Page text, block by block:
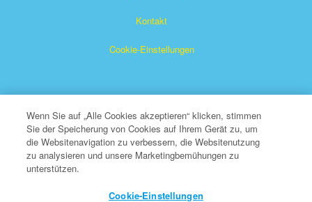
Kontakt
Cookie-Einstellungen
Das Superbuch ist ein eingetragenes Warenzeichen von The
Christian Broadcasting Network, Inc. Eine gemeinnützige 501
Wenn Sie auf „Alle Cookies akzeptieren“ klicken, stimmen
Sie der Speicherung von Cookies auf Ihrem Gerät zu, um
die Websitenavigation zu verbessern, die Websitenutzung
zu analysieren und unsere Marketingbemühungen zu
unterstützen.
Cookie-Einstellungen